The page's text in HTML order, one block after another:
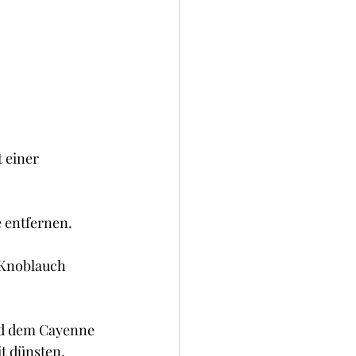
einer
entfernen.
dem Cayenne
dünsten.